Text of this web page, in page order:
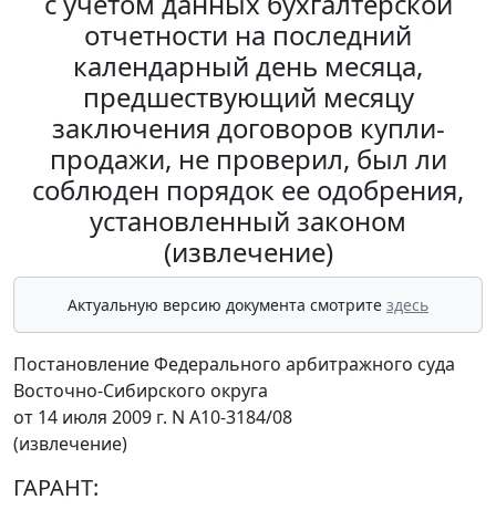
отчетности на последний
календарный день месяца,
предшествующий месяцу
заключения договоров купли-
продажи, не проверил, был ли
соблюден порядок ее одобрения,
установленный законом
(извлечение)
Актуальную версию документа смотрите здесь
Постановление Федерального арбитражного суда
Восточно-Сибирского округа
от 14 июля 2009 г. N А10-3184/08
(извлечение)
ГАРАНТ: